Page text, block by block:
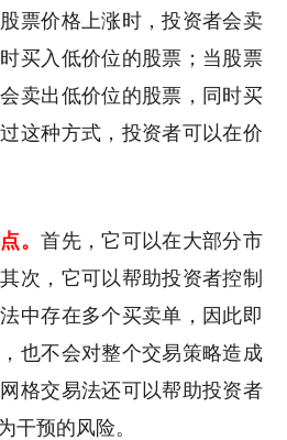
票价格上涨时，投资者会卖
买入低价位的股票；当股票
卖出低价位的股票，同时买
这种方式，投资者可以在价
。首先，它可以在大部分市
次，它可以帮助投资者控制
中存在多个买卖单，因此即
也不会对整个交易策略造成
格交易法还可以帮助投资者
干预的风险。